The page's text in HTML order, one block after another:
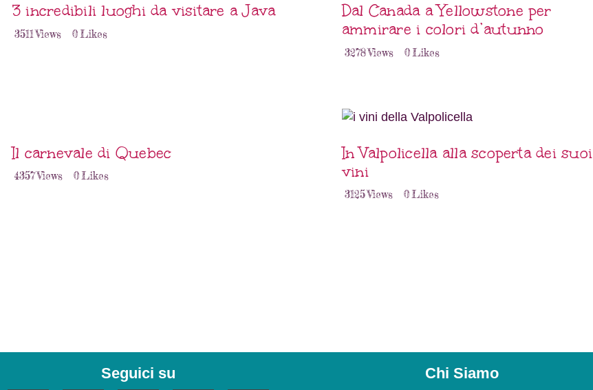
3 incredibili luoghi da visitare a Java
3511Views 0Likes
Dal Canada a Yellowstone per
ammirare i colori d’autunno
3278Views 0Likes
Il carnevale di Quebec
4357Views 0Likes
In Valpolicella alla scoperta dei suoi
vini
3125Views 0Likes
Seguici su Chi Siamo